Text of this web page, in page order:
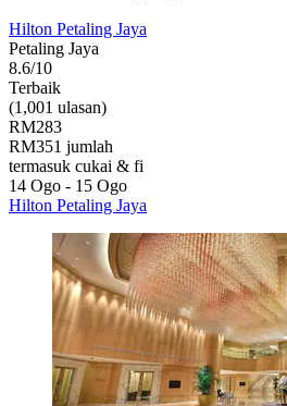
Hilton Petaling Jaya
Petaling Jaya
8.6/10
Terbaik
(1,001 ulasan)
RM283
RM351 jumlah
termasuk cukai & fi
14 Ogo - 15 Ogo
Hilton Petaling Jaya